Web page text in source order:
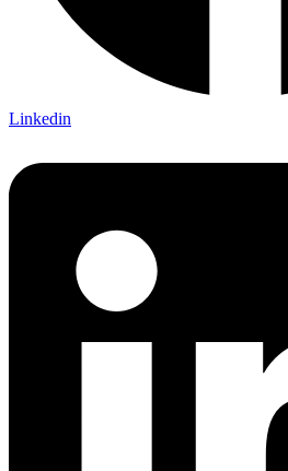
Linkedin